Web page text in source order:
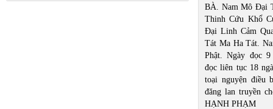
BÀ. Nam Mô Đại
Thinh Cứu Khổ
Đại Linh Cảm
Tát Ma Ha Tát.
Phật. Ngày đọc
đọc liên tục 18
toại nguyện điều
đăng lan truyền
HẠNH PHẠM